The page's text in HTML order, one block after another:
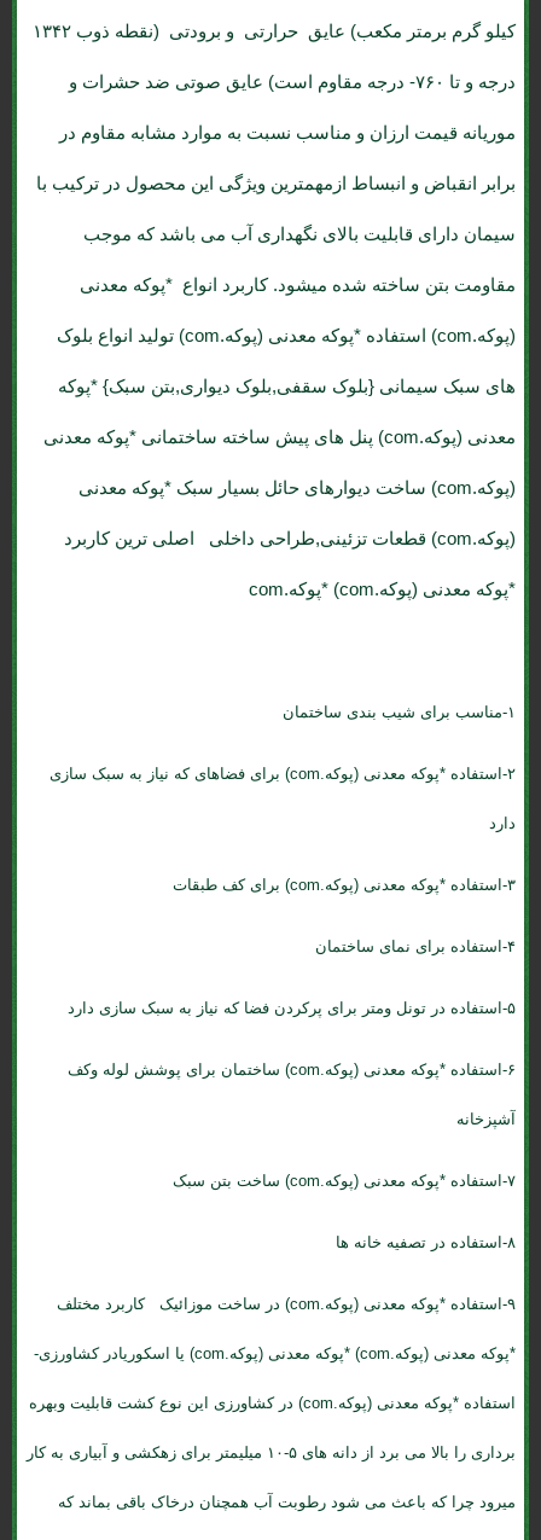
کیلو گرم برمتر مکعب) عایق حرارتی و برودتی (نقطه ذوب ۱۳۴۲
درجه و تا ۷۶۰- درجه مقاوم است) عایق صوتی ضد حشرات و
موریانه قیمت ارزان و مناسب نسبت به موارد مشابه مقاوم در
برابر انقباض و انبساط ازمهمترین ویژگی این محصول در ترکیب با
سیمان دارای قابلیت بالای نگهداری آب می باشد که موجب
مقاومت بتن ساخته شده میشود. کاربرد انواع *پوکه معدنی
(پوکه.com) استفاده *پوکه معدنی (پوکه.com) تولید انواع بلوک
های سبک سیمانی {بلوک سقفی,بلوک دیواری,بتن سبک} *پوکه
معدنی (پوکه.com) پنل های پیش ساخته ساختمانی *پوکه معدنی
(پوکه.com) ساخت دیوارهای حائل بسیار سبک *پوکه معدنی
(پوکه.com) قطعات تزئینی,طراحی داخلی اصلی ترین کاربرد
*پوکه معدنی (پوکه.com) *پوکه.com
۱-مناسب برای شیب بندی ساختمان
۲-استفاده *پوکه معدنی (پوکه.com) برای فضاهای که نیاز به سبک سازی
دارد
۳-استفاده *پوکه معدنی (پوکه.com) برای کف طبقات
۴-استفاده برای نمای ساختمان
۵-استفاده در تونل ومتر برای پرکردن فضا که نیاز به سبک سازی دارد
۶-استفاده *پوکه معدنی (پوکه.com) ساختمان برای پوشش لوله وکف
آشپزخانه
۷-استفاده *پوکه معدنی (پوکه.com) ساخت بتن سبک
۸-استفاده در تصفیه خانه ها
۹-استفاده *پوکه معدنی (پوکه.com) در ساخت موزائیک کاربرد مختلف
*پوکه معدنی (پوکه.com) *پوکه معدنی (پوکه.com) یا اسکوریادر کشاورزی-
استفاده *پوکه معدنی (پوکه.com) در کشاورزی این نوع کشت قابلیت وبهره
برداری را بالا می برد از دانه های ۵-۱۰ میلیمتر برای زهکشی و آبیاری به کار
میرود چرا که باعث می شود رطوبت آب همچنان درخاک باقی بماند که